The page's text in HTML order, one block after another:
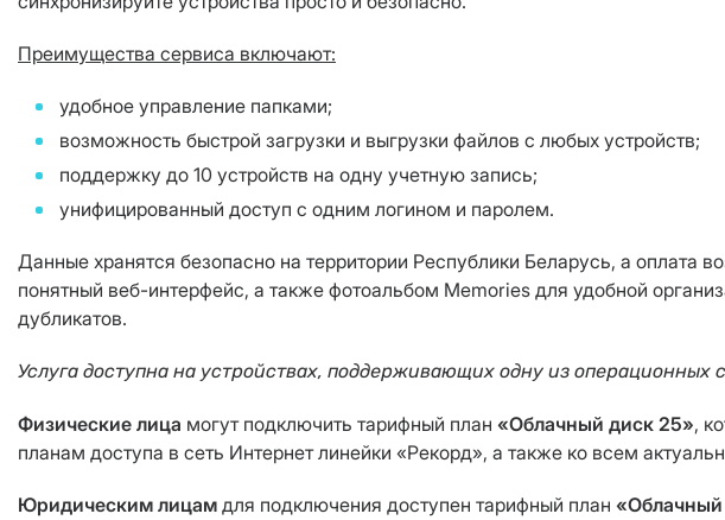
Преимущества сервиса включают:
удобное управление папками;
возможность быстрой загрузки и выгрузки файлов с любых устройств;
поддержку до 10 устройств на одну учетную запись;
унифицированный доступ с одним логином и паролем.
Данные хранятся безопасно на территории Республики Беларусь, а оплата
понятный веб-интерфейс, а также фотоальбом Memories для удобной
дубликатов.
Услуга доступна на устройствах, поддерживающих одну из операционных
Физические лица могут подключить тарифный план «Облачный диск 25»,
планам доступа в сеть Интернет линейки «Рекорд», а также ко всем
Юридическим лицам для подключения доступен тарифный план «Облачный